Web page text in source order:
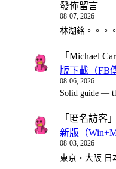
發佈留言
08-07, 2026
林湖銘。。。
「 Michael
版下載（FB
08-06, 2026
Solid guide —
「 匿名訪客
新版（
08-03, 2026
東京・大阪 日